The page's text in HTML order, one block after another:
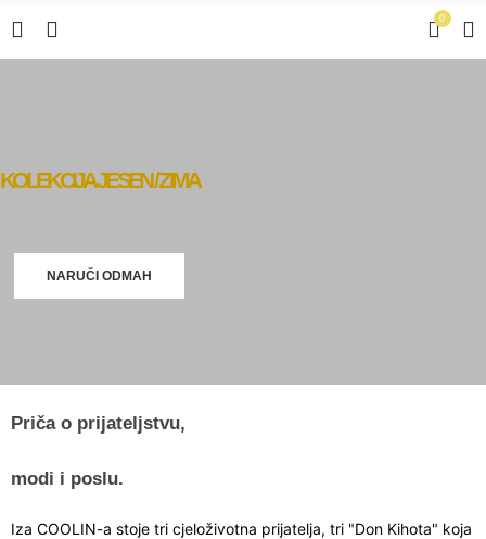
0
KOLEKCIJA JESEN / ZIMA
NARUČI ODMAH
Priča o prijateljstvu,
modi i poslu.
Iza COOLIN-a stoje tri cjeloživotna prijatelja, tri "Don Kihota" koja